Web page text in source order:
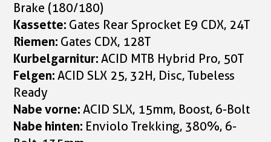
Brake (180/180)
Kassette: Gates Rear Sprocket E9 CDX, 24T
Riemen: Gates CDX, 128T
Kurbelgarnitur:ACID MTB Hybrid Pro, 50T
Felgen:ACID SLX 25, 32H, Disc, Tubeless
Ready
Nabe vorne:ACID SLX, 15mm, Boost, 6-Bolt
Nabe hinten: Enviolo Trekking, 380%, 6-